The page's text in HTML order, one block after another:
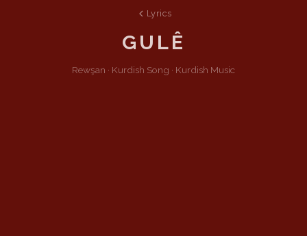
Lyrics
GULÊ
Rewşan · Kurdish Song · Kurdish Music